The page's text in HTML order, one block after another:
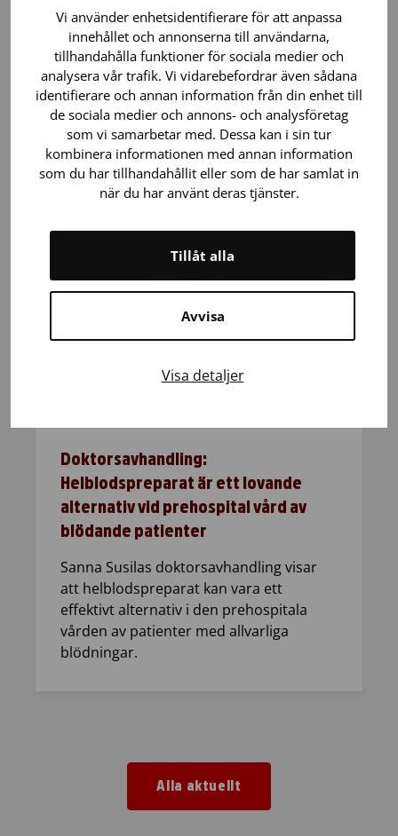
Vi använder enhetsidentifierare för att anpassa
innehållet och annonserna till användarna,
tillhandahålla funktioner för sociala medier och
analysera vår trafik. Vi vidarebefordrar även sådana
identifierare och annan information från din enhet till
de sociala medier och annons- och analysföretag
som vi samarbetar med. Dessa kan i sin tur
kombinera informationen med annan information
som du har tillhandahållit eller som de har samlat in
när du har använt deras tjänster.
Avvisa
Tillåt alla
Visa detaljer
För första gången i Finland har
Blodtjänsts biobank återlämnat
information till blodgivare om risken för
utveckla hemokromatos – en sjukdom
där kroppen samlar på sig för mycket
järn.…
Doktorsavhandling:
Helblodspreparat är ett lovande
alternativ vid prehospital vård av
blödande patienter
Sanna Susilas doktorsavhandling visar
att helblodspreparat kan vara ett
effektivt alternativ i den prehospitala
vården av patienter med allvarliga
blödningar.
Alla aktuellt